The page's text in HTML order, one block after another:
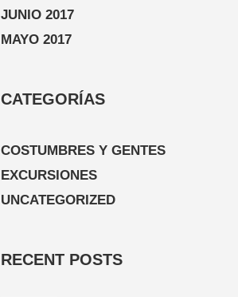
JUNIO 2017
MAYO 2017
CATEGORÍAS
COSTUMBRES Y GENTES
EXCURSIONES
UNCATEGORIZED
RECENT POSTS